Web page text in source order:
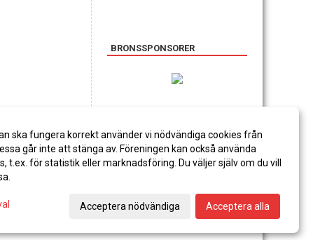
BRONSSPONSORER
ska fungera korrekt använder vi nödvändiga cookies från
går inte att stänga av. Föreningen kan också använda
t.ex. för statistik eller marknadsföring. Du väljer själv om du vill
Acceptera nödvändiga Acceptera alla